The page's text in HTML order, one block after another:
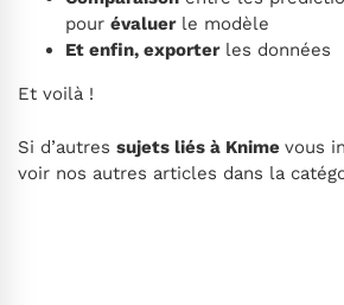
pour évaluerle modèle
Et enfin, exporterles données
Et voilà !
Si d’autres sujets liés à Knime vous
voir nos autres articles dans la